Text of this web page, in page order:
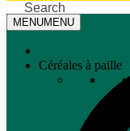
Search
MENUMENU
Céréales à paille